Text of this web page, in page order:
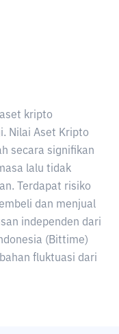
kripto
Nilai Aset Kripto
secara signifikan
lalu tidak
Terdapat risiko
dan menjual
independen dari
(Bittime)
fluktuasi dari